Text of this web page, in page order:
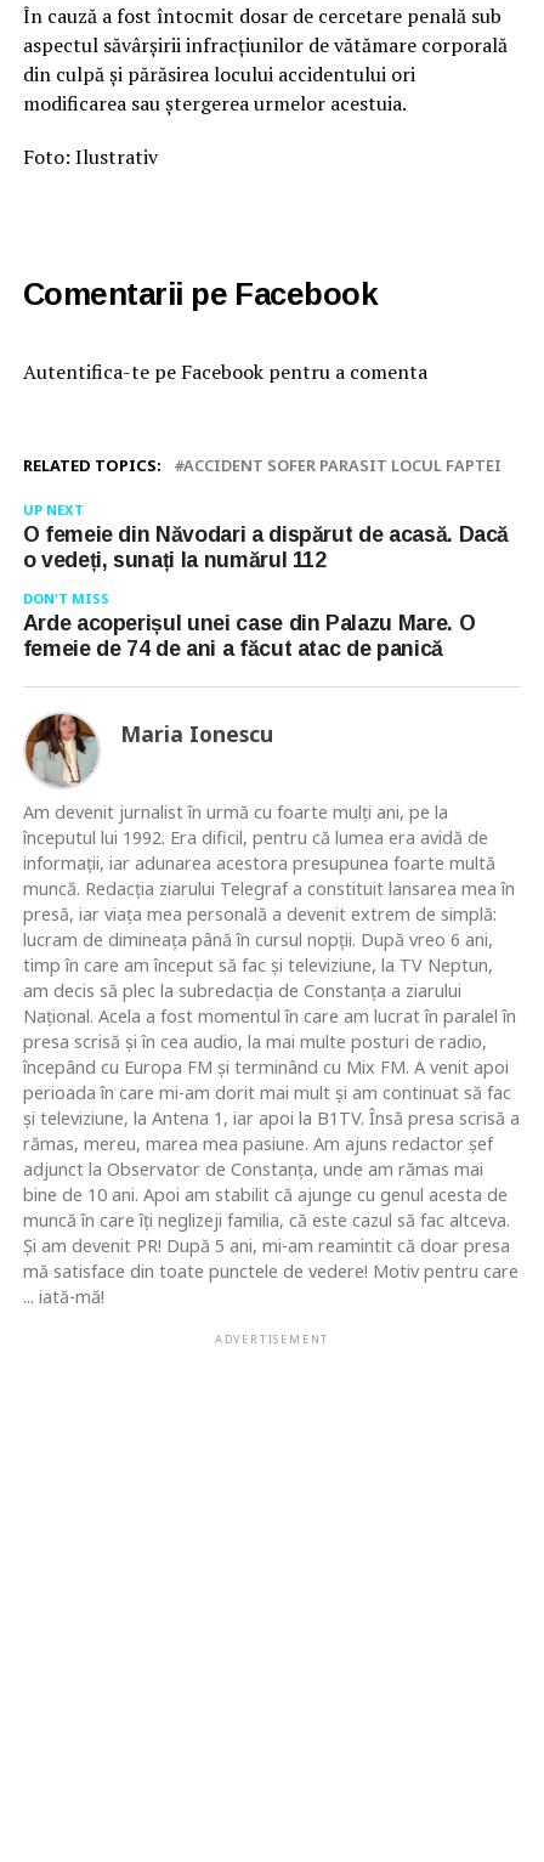
În cauză a fost întocmit dosar de cercetare penală sub
aspectul săvârșirii infracțiunilor de vătămare corporală
din culpă și părăsirea locului accidentului ori
modificarea sau ștergerea urmelor acestuia.
Foto: Ilustrativ
Comentarii pe Facebook
Autentifica-te pe Facebook pentru a comenta
RELATED TOPICS: ACCIDENT SOFER PARASIT LOCUL FAPTEI
UP NEXT
O femeie din Năvodari a dispărut de acasă. Dacă
o vedeți, sunați la numărul 112
DON'T MISS
Arde acoperișul unei case din Palazu Mare. O
femeie de 74 de ani a făcut atac de panică
Maria Ionescu
Am devenit jurnalist în urmă cu foarte mulţi ani, pe la
începutul lui 1992. Era dificil, pentru că lumea era avidă de
informaţii, iar adunarea acestora presupunea foarte multă
muncă. Redacţia ziarului Telegraf a constituit lansarea mea în
presă, iar viaţa mea personală a devenit extrem de simplă:
lucram de dimineaţa până în cursul nopţii. După vreo 6 ani,
timp în care am început să fac şi televiziune, la TV Neptun,
am decis să plec la subredacţia de Constanţa a ziarului
Naţional. Acela a fost momentul în care am lucrat în paralel în
presa scrisă şi în cea audio, la mai multe posturi de radio,
începând cu Europa FM şi terminând cu Mix FM. A venit apoi
perioada în care mi-am dorit mai mult şi am continuat să fac
şi televiziune, la Antena 1, iar apoi la B1TV. Însă presa scrisă a
rămas, mereu, marea mea pasiune. Am ajuns redactor şef
adjunct la Observator de Constanţa, unde am rămas mai
bine de 10 ani. Apoi am stabilit că ajunge cu genul acesta de
muncă în care îţi neglizeji familia, că este cazul să fac altceva.
Şi am devenit PR! După 5 ani, mi-am reamintit că doar presa
mă satisface din toate punctele de vedere! Motiv pentru care
... iată-mă!
ADVERTISEMENT